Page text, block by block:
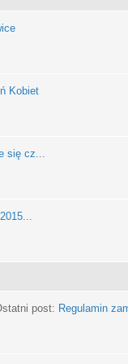
Kobiet
się cz...
post: Regulamin